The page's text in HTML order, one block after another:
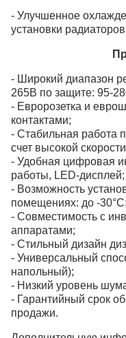
- Улучшенное
установки
- Широкий диапазон
265В по защите: 95-
- Евророзетка и
контактами;
- Стабильная работа
счет высокой
- Удобная цифровая
работы, LED-дисплей;
- Возможность
помещениях: до -30°C;
- Совместимость с
аппаратами;
- Стильный дизайн
- Универсальный
напольный);
- Низкий уровень
- Гарантийный срок
продажи.